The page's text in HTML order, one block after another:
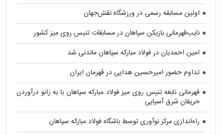
اولین مسابقه رسمی در ورزشگاه نقش‌جهان
نایب‌قهرمانی بازیکن سپاهان در مسابقات تنیس روی میز کشور
امین احمدیان در فولاد مبارکه سپاهان ماندنی شد
تداوم حضور امیرحسین هدایی در قهرمان ایران
قهرمانی نابغه تنیس روی میز فولاد مبارکه سپاهان با به زانو درآوردن
حریفان شرق آسیایی
راه‌اندازی مرکز نوآوری توسط باشگاه فولاد مبارکه سپاهان